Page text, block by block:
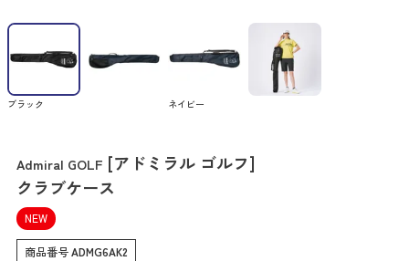
ブラック ネイビー
Admiral GOLF [アドミラル ゴルフ]
クラブケース
NEW
商品番号ADMG6AK2